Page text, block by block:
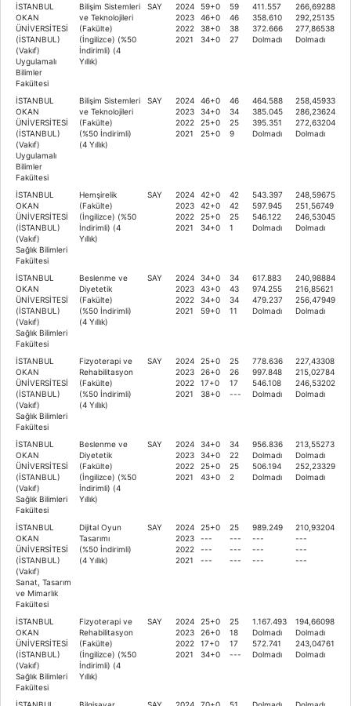
İSTANBUL
OKAN
ÜNİVERSİTESİ
(İSTANBUL)
(Vakıf)
Uygulamalı
Bilimler
Fakültesi
Bilişim Sistemleri
ve Teknolojileri
(Fakülte)
(İngilizce) (%50
İndirimli) (4
Yıllık)
SAY
2024
2023
2022
2021
59+0
46+0
38+0
34+0
59
46
38
27
411.557
358.610
372.666
Dolmadı
266,69288
292,25135
277,86538
Dolmadı
İSTANBUL
OKAN
ÜNİVERSİTESİ
(İSTANBUL)
(Vakıf)
Uygulamalı
Bilimler
Fakültesi
Bilişim Sistemleri
ve Teknolojileri
(Fakülte)
(%50 İndirimli)
(4 Yıllık)
SAY
2024
2023
2022
2021
46+0
34+0
25+0
25+0
46
34
25
9
464.588
385.045
395.351
Dolmadı
258,45933
286,23624
272,63204
Dolmadı
İSTANBUL
OKAN
ÜNİVERSİTESİ
(İSTANBUL)
(Vakıf)
Sağlık Bilimleri
Fakültesi
Hemşirelik
(Fakülte)
(İngilizce) (%50
İndirimli) (4
Yıllık)
SAY
2024
2023
2022
2021
42+0
42+0
25+0
34+0
42
42
25
1
543.397
597.945
546.122
Dolmadı
248,59675
251,56749
246,53045
Dolmadı
İSTANBUL
OKAN
ÜNİVERSİTESİ
(İSTANBUL)
(Vakıf)
Sağlık Bilimleri
Fakültesi
Beslenme ve
Diyetetik
(Fakülte)
(%50 İndirimli)
(4 Yıllık)
SAY
2024
2023
2022
2021
34+0
43+0
34+0
59+0
34
43
34
11
617.883
974.255
479.237
Dolmadı
240,98884
216,85621
256,47949
Dolmadı
İSTANBUL
OKAN
ÜNİVERSİTESİ
(İSTANBUL)
(Vakıf)
Sağlık Bilimleri
Fakültesi
Fizyoterapi ve
Rehabilitasyon
(Fakülte)
(%50 İndirimli)
(4 Yıllık)
SAY
2024
2023
2022
2021
25+0
26+0
17+0
38+0
25
26
17
---
778.636
997.848
546.108
Dolmadı
227,43308
215,02784
246,53202
Dolmadı
İSTANBUL
OKAN
ÜNİVERSİTESİ
(İSTANBUL)
(Vakıf)
Sağlık Bilimleri
Fakültesi
Beslenme ve
Diyetetik
(Fakülte)
(İngilizce) (%50
İndirimli) (4
Yıllık)
SAY
2024
2023
2022
2021
34+0
34+0
25+0
43+0
34
22
25
2
956.836
Dolmadı
506.194
Dolmadı
213,55273
Dolmadı
252,23329
Dolmadı
İSTANBUL
OKAN
ÜNİVERSİTESİ
(İSTANBUL)
(Vakıf)
Sanat, Tasarım
ve Mimarlık
Fakültesi
Dijital Oyun
Tasarımı
(%50 İndirimli)
(4 Yıllık)
SAY
2024
2023
2022
2021
25+0
---
---
---
25
---
---
---
989.249
---
---
---
210,93204
---
---
---
İSTANBUL
OKAN
ÜNİVERSİTESİ
(İSTANBUL)
(Vakıf)
Sağlık Bilimleri
Fakültesi
Fizyoterapi ve
Rehabilitasyon
(Fakülte)
(İngilizce) (%50
İndirimli) (4
Yıllık)
SAY
2024
2023
2022
2021
25+0
26+0
17+0
34+0
25
18
17
---
1.167.493
Dolmadı
572.741
Dolmadı
194,66098
Dolmadı
243,04761
Dolmadı